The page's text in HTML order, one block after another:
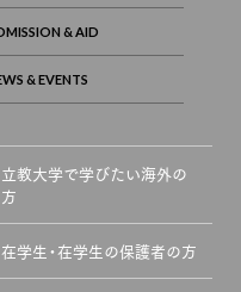
立教大学で学びたい海外の
方
在学生・在学生の保護者の方